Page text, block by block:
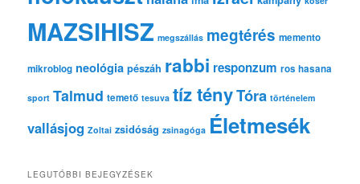
MAZSIHISZ megszállás megtérés memento
mikroblog neológia pészáh rabbi responzum ros hasana
sport Talmud temető tesuva tíz tényTóra történelem
vallásjog Zoltai zsidóság zsinagóga Életmesék
LEGUTÓBBI BEJEGYZÉSEK